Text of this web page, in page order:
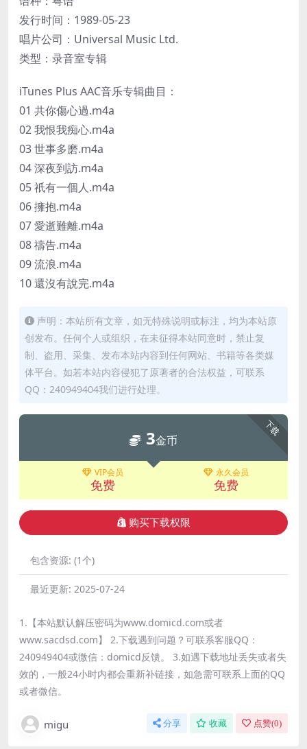
发行时间：1989-05-23
唱片公司：Universal Music Ltd.
类型：录音室专辑
iTunes Plus AAC音乐专辑曲目：
01 共你傷心過.m4a
02 我恨我痴心.m4a
03 世事多磨.m4a
04 深夜到訪.m4a
05 祇有一個人.m4a
06 擁抱.m4a
07 愛逝難離.m4a
08 禱告.m4a
09 流浪.m4a
10 還沒有說完.m4a
声明：本站所有文章，如无特殊说明或标注，均为本站原
创发布。任何个人或组织，在未征得本站同意时，禁止复
制、盗用、采集、发布本站内容到任何网站、书籍等各类媒
体平台。如若本站内容侵犯了原著者的合法权益，可联系
QQ：240949404我们进行处理。
下载
3金币
VIP会员
免费
永久会员
免费
购买下载权限
包含资源: (1个)
最近更新: 2025-07-24
1.【本站默认解压密码为www.domicd.com或者
www.sacdsd.com】 2.下载遇到问题？可联系客服QQ：
240949404或微信：domicd反馈。 3.如遇下载地址丢失或者失
效的，一般24小时内都会重新补链接，如急需可联系上面的QQ
或者微信。
migu 分享 收藏 点赞(0)